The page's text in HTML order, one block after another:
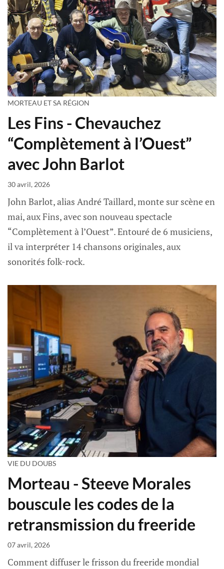
MORTEAU ET SA RÉGION
Les Fins - Chevauchez
“Complètement à l’Ouest”
avec John Barlot
30 avril, 2026
John Barlot, alias André Taillard, monte sur scène en
mai, aux Fins, avec son nouveau spectacle
“Complètement à l’Ouest”. Entouré de 6 musiciens,
il va interpréter 14 chansons originales, aux
sonorités folk-rock.
VIE DU DOUBS
Morteau - Steeve Morales
bouscule les codes de la
retransmission du freeride
07 avril, 2026
Comment diffuser le frisson du freeride mondial